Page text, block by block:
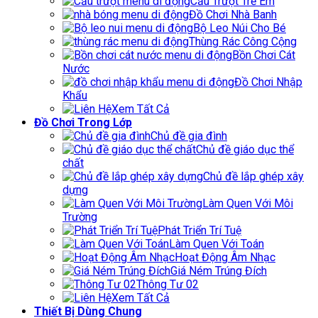
Đồ Chơi Nhà Banh
Bộ Leo Núi Cho Bé
Thùng Rác Công Cộng
Bồn Chơi Cát
Nước
Đồ Chơi Nhập
Khẩu
Xem Tất Cả
Đồ Chơi Trong Lớp
Chủ đề gia đình
Chủ đề giáo dục thể
chất
Chủ đề lắp ghép xây
dựng
Làm Quen Với Môi
Trường
Phát Triển Trí Tuệ
Làm Quen Với Toán
Hoạt Động Âm Nhạc
Giá Ném Trúng Đích
Thông Tư 02
Xem Tất Cả
Thiết Bị Dùng Chung